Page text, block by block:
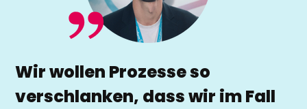
Wir wollen Prozesse so
verschlanken, dass wir im Fall